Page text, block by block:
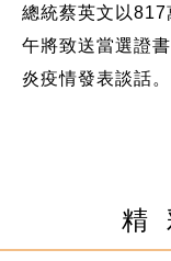
總統蔡英文以
午將致送當選證
炎疫情發表談話
精